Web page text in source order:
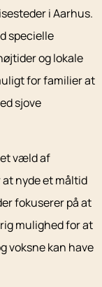
i Aarhus.
specielle
og lokale
for familier at
sjove
et væld af
nyde et måltid
fokuserer på at
mulighed for at
voksne kan have